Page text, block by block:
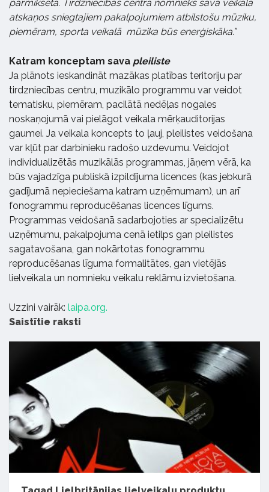
pārmiksēta. Tirdzniecības centra nomnieks savā veikalā
atskaņos sniegtajiem pakalpojumiem atbilstošu mūziku,
piemēram, sporta veikalā mūzika būs enerģiskāka.”
Katram konceptam sava pleiliste
Ja plānots ieskandināt mazākas platības teritoriju par
tirdzniecības centru, muzikālo programmu var veidot
tematisku, piemēram, pacilātā nedēļas nogales
noskaņojumā vai pielāgot veikala mērķauditorijas
gaumei. Ja veikala koncepts to ļauj, pleilistes veidošana
var kļūt par darbinieku radošo uzdevumu. Veidojot
individualizētās muzikālās programmas, jāņem vērā, ka
būs vajadzīga publiskā izpildījuma licences (kas jebkurā
gadījumā nepieciešama katram uzņēmumam), un arī
fonogrammu reproducēšanas licences līgums.
Programmas veidošanā sadarbojoties ar specializētu
uzņēmumu, pakalpojuma cenā ietilps gan pleilistes
sagatavošana, gan nokārtotas fonogrammu
reproducēšanas līguma formalitātes, gan vietējās
lielveikala un nomnieku veikalu reklāmu izvietošana.
Uzzini vairāk: laipa.org.
Saistītie raksti